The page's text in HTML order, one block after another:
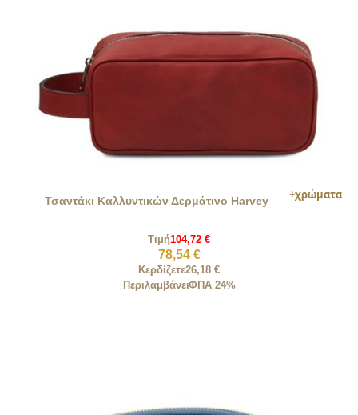
Τσαντάκι Καλλυντικών Δερμάτινο Harvey
Τιμή104,72 €
78,54 €
Κερδίζετε26,18 €
ΠεριλαμβάνειΦΠΑ 24%